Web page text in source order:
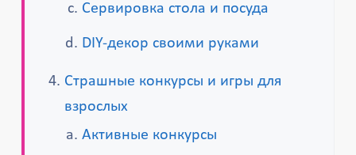
Сервировка стола и посуда
DIY-декор своими руками
Страшные конкурсы и игры для
взрослых
Активные конкурсы